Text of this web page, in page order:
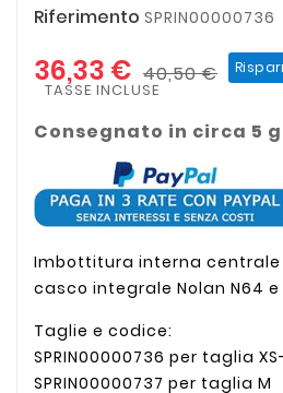
Riferimento SPRIN00000736
36,33 € 40,50 €
TASSE INCLUSE
Consegnato in circa 5
Imbottitura interna centrale
casco integrale Nolan N64 e
Taglie e codice:
SPRIN00000736 per taglia
SPRIN00000737 per taglia M